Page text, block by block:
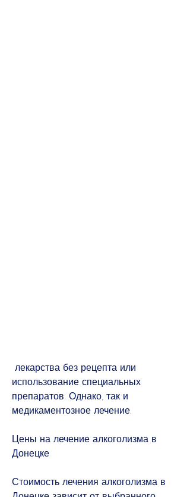
использование специальных
препаратов. Однако, так и
медикаментозное лечение.
Цены на лечение алкоголизма в
Донецке
Стоимость лечения алкоголизма в